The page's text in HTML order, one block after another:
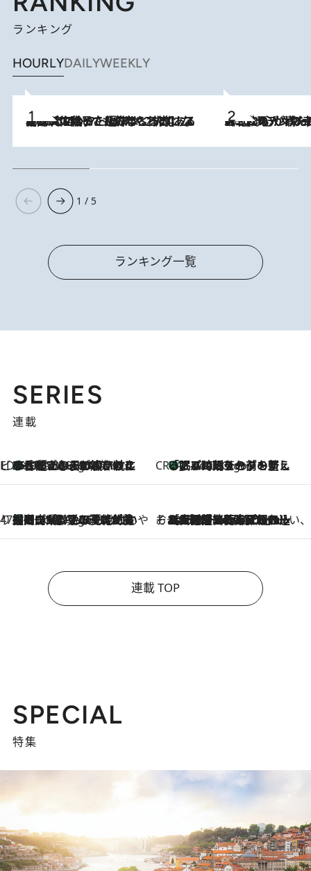
ランキング
HOURLYDAILYWEEKLY
2026.8.5
【阿川佐和子さんの年とる力】なぜ70代で始めた趣味は“こんなに楽しい”のか？ ピアノ、俳句…スランプに陥っても続けられる“ある秘訣”とは 2026.8.8
《北欧の人々の幸福度が高いのは…》元デンマーク親善大使が出会った“心が満たされる暮らし”「いいかげんにヒュッゲしなさい！」
1 / 5
ランキング一覧
SERIES
連載
ビューティいいもの集め EDITORS' BEST
6 Hours Ago
35℃超えの日の夜、枕にひと吹き！ BAUMのルームスプレーが、ひのきの香りで心まで解きほぐす CREA'S CHOICE
6 Hours Ago
「眠る時刻をセットする」——眠りの前を整える、バルミューダの新しいアプローチ
47都道府県の手みやげ ひんやりスイーツで夏を満喫
6 Hours Ago
【岡山県】この夏絶対食べたい 冷やしておいしいおやつ3選 フルーツが主役のプリンやアイスが勢揃い そおだよおこの関西おいしい、おやつ紀行
2026.8.9
［大阪府箕面市］一皿一皿目の前で仕上げられる、料理を巧みに組み込んだアシェットデセールコース「ミチル アシェット デセール（Michiru assiette dessert）」
連載 TOP
SPECIAL
特集